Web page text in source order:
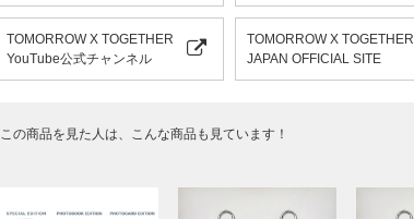
TOMORROW X TOGETHER
YouTube公式チャンネル
TOMORROW X TOGETHER
JAPAN OFFICIAL SITE
この商品を見た人は、こんな商品も見ています！